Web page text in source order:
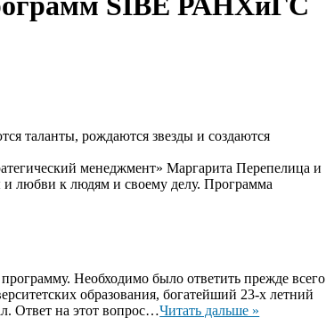
таланты, рождаются звезды и создаются
менеджмент» Маргарита Перепелица и
любви к людям и своему делу. Программа
Необходимо было ответить прежде всего
образования, богатейший 23-х летний
Ответ на этот вопрос…Читать дальше »